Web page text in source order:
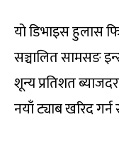
यो डिभाइस हुलास
सञ्चालित सामसङ
शून्य प्रतिशत
नयाँ ट्याब खरिद